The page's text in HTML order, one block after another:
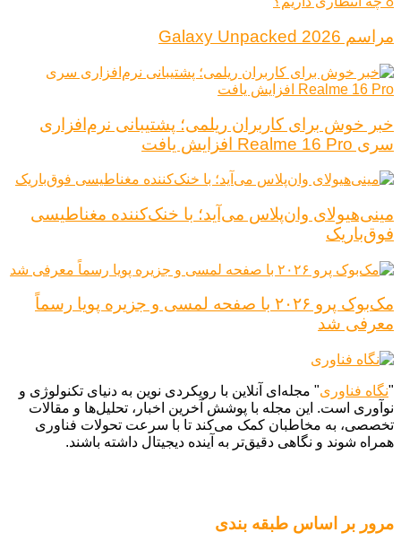
مراسم Galaxy Unpacked 2026
خبر خوش برای کاربران ریلمی؛ پشتیبانی نرم‌افزاری
سری Realme 16 Pro افزایش یافت
مینی‌هیولای وان‌پلاس می‌آید؛ با خنک‌کننده مغناطیسی
فوق‌باریک
مک‌بوک پرو ۲۰۲۶ با صفحه لمسی و جزیره پویا رسماً
معرفی شد
"نگاه فناوری" مجله‌ای آنلاین با رویکردی نوین به دنیای تکنولوژی و
نوآوری است. این مجله با پوشش آخرین اخبار، تحلیل‌ها و مقالات
تخصصی، به مخاطبان کمک می‌کند تا با سرعت تحولات فناوری
همراه شوند و نگاهی دقیق‌تر به آینده دیجیتال داشته باشند.
مرور بر اساس طبقه بندی